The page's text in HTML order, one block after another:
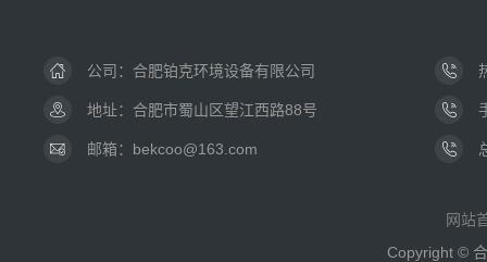
公司： 合肥铂克环境设备有限公司
地址：合肥市蜀山区望江西路88号
邮箱：bekcoo@163.com
网站
Copyright ©